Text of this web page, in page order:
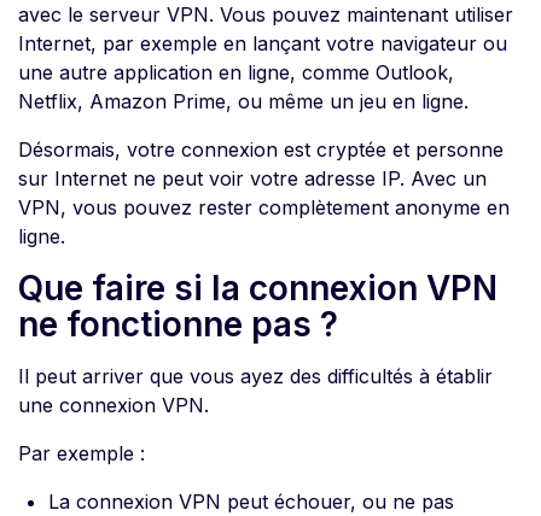
avec le serveur VPN. Vous pouvez maintenant utiliser
Internet, par exemple en lançant votre navigateur ou
une autre application en ligne, comme Outlook,
Netflix, Amazon Prime, ou même un jeu en ligne.
Désormais, votre connexion est cryptée et personne
sur Internet ne peut voir votre adresse IP. Avec un
VPN, vous pouvez rester complètement anonyme en
ligne.
Que faire si la connexion VPN
ne fonctionne pas ?
Il peut arriver que vous ayez des difficultés à établir
une connexion VPN.
Par exemple :
La connexion VPN peut échouer, ou ne pas